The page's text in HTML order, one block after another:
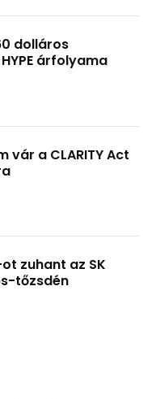
dolláros
árfolyama
vár a CLARITY Act
zuhant az SK
tőzsdén